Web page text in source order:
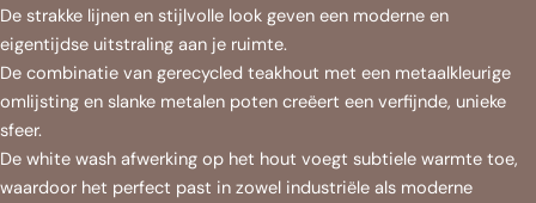
De strakke lijnen en stijlvolle look geven een moderne en
eigentijdse uitstraling aan je ruimte.
De combinatie van gerecycled teakhout met een metaalkleurige
omlijsting en slanke metalen poten creëert een verfijnde, unieke
sfeer.
De white wash afwerking op het hout voegt subtiele warmte toe,
waardoor het perfect past in zowel industriële als moderne